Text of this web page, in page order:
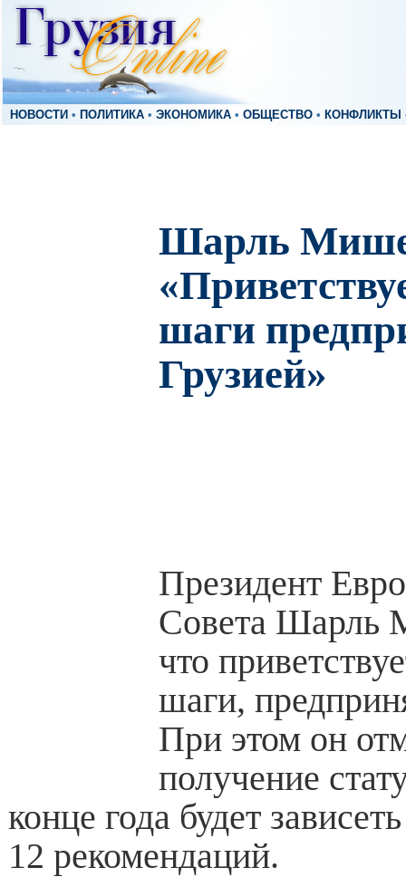
НОВОСТИ • ПОЛИТИКА • ЭКОНОМИКА • ОБЩЕСТВО • КОНФЛИКТЫ
Шарль
шаги
Грузией»
Президент
Совета Шарль
что
шаги,
При этом он
получение
конце года будет
12 рекомендаций.